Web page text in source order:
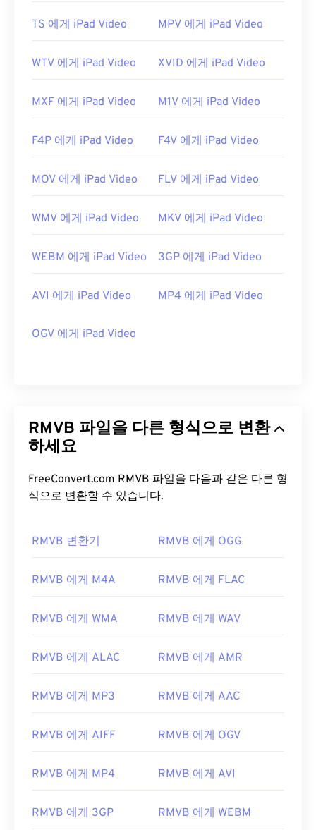
00 00 00
00 00 00
https://www.realnetworks.com/
TS 에게 iPad Video MPV 에게 iPad Video
WTV 에게 iPad Video XVID 에게 iPad Video
MXF 에게 iPad Video M1V 에게 iPad Video
F4P 에게 iPad Video F4V 에게 iPad Video
MOV 에게 iPad Video FLV 에게 iPad Video
WMV 에게 iPad Video MKV 에게 iPad Video
WEBM 에게 iPad Video 3GP 에게 iPad Video
AVI 에게 iPad Video MP4 에게 iPad Video
OGV 에게 iPad Video
RMVB 파일을 다른 형식으로 변환
하세요
FreeConvert.com RMVB 파일을 다음과 같은 다른 형
식으로 변환할 수 있습니다.
RMVB 변환기 RMVB 에게 OGG
RMVB 에게 M4A RMVB 에게 FLAC
RMVB 에게 WMA RMVB 에게 WAV
RMVB 에게 ALAC RMVB 에게 AMR
RMVB 에게 MP3 RMVB 에게 AAC
RMVB 에게 AIFF RMVB 에게 OGV
RMVB 에게 MP4 RMVB 에게 AVI
RMVB 에게 3GP RMVB 에게 WEBM